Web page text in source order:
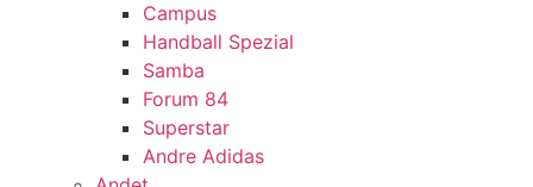
Campus
Handball Spezial
Samba
Forum 84
Superstar
Andre Adidas